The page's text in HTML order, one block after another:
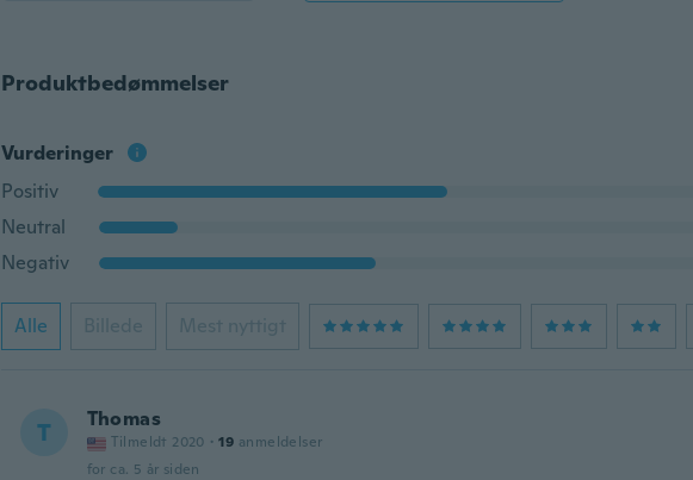
Produktbedømmelser
Vurderinger
Positiv
Neutral
Negativ
Alle Billede Mest nyttigt
T Thomas
Tilmeldt 2020 · 19 anmeldelser
for ca. 5 år siden